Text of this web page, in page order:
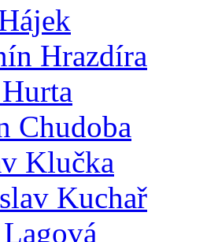
Hrazdíra
Chudoba
Klučka
Kuchař